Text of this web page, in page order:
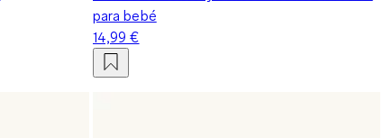
para bebé
14,99 €